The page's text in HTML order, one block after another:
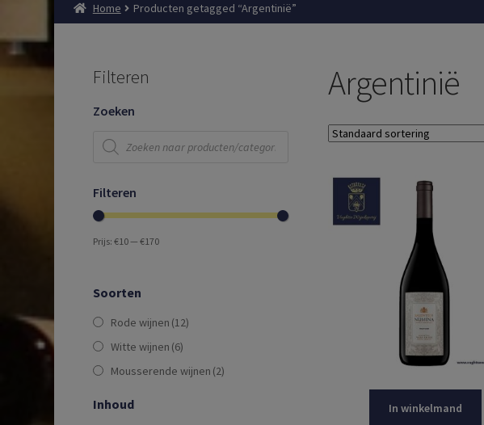
Home Producten getagged “Argentinië”
Argentinië
In winkelmand
Filteren
Zoeken
Producten
zoeken
Filteren
Prijs:€10—€170
Soorten
Rode wijnen (12)
Witte wijnen (6)
Mousserende wijnen (2)
Inhoud